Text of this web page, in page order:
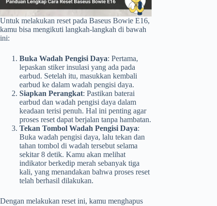
Untuk melakukan reset pada Baseus Bowie E16,
kamu bisa mengikuti langkah-langkah di bawah
ini:
Buka Wadah Pengisi Daya: Pertama,
lepaskan stiker insulasi yang ada pada
earbud. Setelah itu, masukkan kembali
earbud ke dalam wadah pengisi daya.
Siapkan Perangkat: Pastikan baterai
earbud dan wadah pengisi daya dalam
keadaan terisi penuh. Hal ini penting agar
proses reset dapat berjalan tanpa hambatan.
Tekan Tombol Wadah Pengisi Daya:
Buka wadah pengisi daya, lalu tekan dan
tahan tombol di wadah tersebut selama
sekitar 8 detik. Kamu akan melihat
indikator berkedip merah sebanyak tiga
kali, yang menandakan bahwa proses reset
telah berhasil dilakukan.
Dengan melakukan reset ini, kamu menghapus